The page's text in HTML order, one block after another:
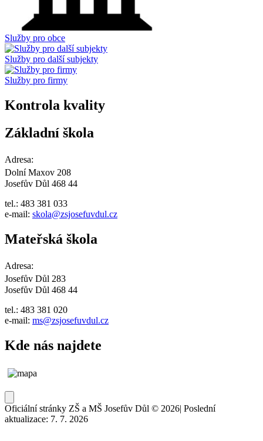
Služby pro obce
Služby pro další subjekty
Služby pro firmy
Kontrola kvality
Základní škola
Adresa:
Dolní Maxov 208
Josefův Důl 468 44
tel.: 483 381 033
e-mail: skola@zsjosefuvdul.cz
Mateřská škola
Adresa:
Josefův Důl 283
Josefův Důl 468 44
tel.: 483 381 020
e-mail: ms@zsjosefuvdul.cz
Kde nás najdete
Oficiální stránky ZŠ a MŠ Josefův Důl © 2026| Poslední
aktualizace: 7. 7. 2026